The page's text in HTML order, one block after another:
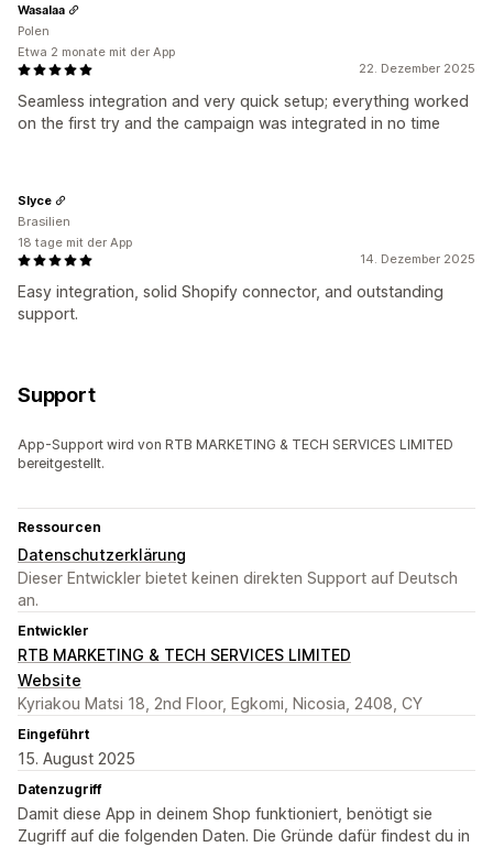
22. Dezember 2025
Seamless integration and very quick setup; everything worked
on the first try and the campaign was integrated in no time
Wasalaa
Polen
Etwa 2 monate mit der App
14. Dezember 2025
Easy integration, solid Shopify connector, and outstanding
support.
Slyce
Brasilien
18 tage mit der App
Support
App-Support wird von RTB MARKETING & TECH SERVICES LIMITED
bereitgestellt.
Ressourcen
Datenschutzerklärung
Dieser Entwickler bietet keinen direkten Support auf Deutsch
an.
Entwickler
RTB MARKETING & TECH SERVICES LIMITED
Website
Kyriakou Matsi 18, 2nd Floor, Egkomi, Nicosia, 2408, CY
Eingeführt
15. August 2025
Datenzugriff
Damit diese App in deinem Shop funktioniert, benötigt sie
Zugriff auf die folgenden Daten. Die Gründe dafür findest du in